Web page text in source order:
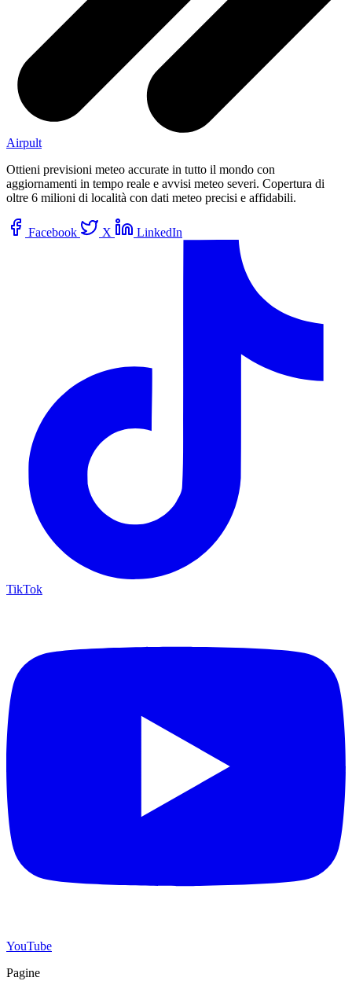
Airpult
Ottieni previsioni meteo accurate in tutto il mondo con
aggiornamenti in tempo reale e avvisi meteo severi. Copertura di
oltre 6 milioni di località con dati meteo precisi e affidabili.
Facebook X LinkedIn
TikTok
YouTube
Pagine